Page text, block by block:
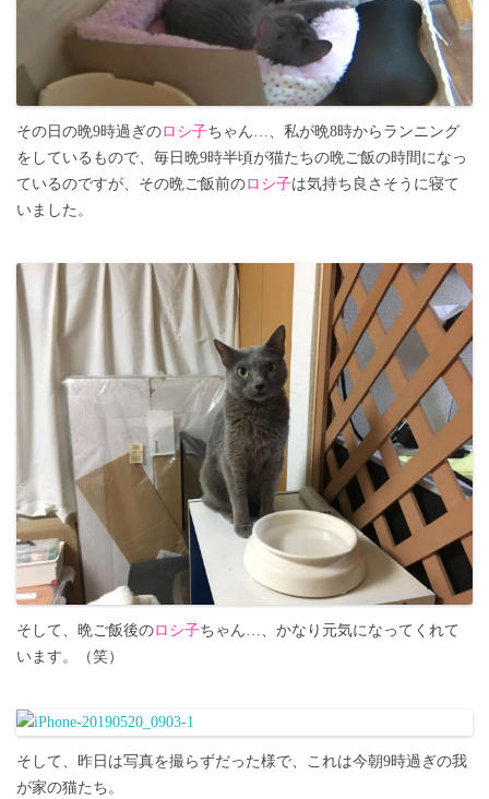
その日の晩9時過ぎのロシ子ちゃん…、私が晩8時からランニング
をしているもので、毎日晩9時半頃が猫たちの晩ご飯の時間になっ
ているのですが、その晩ご飯前のロシ子は気持ち良さそうに寝て
いました。
そして、晩ご飯後のロシ子ちゃん…、かなり元気になってくれて
います。（笑）
そして、昨日は写真を撮らずだった様で、これは今朝9時過ぎの我
が家の猫たち。